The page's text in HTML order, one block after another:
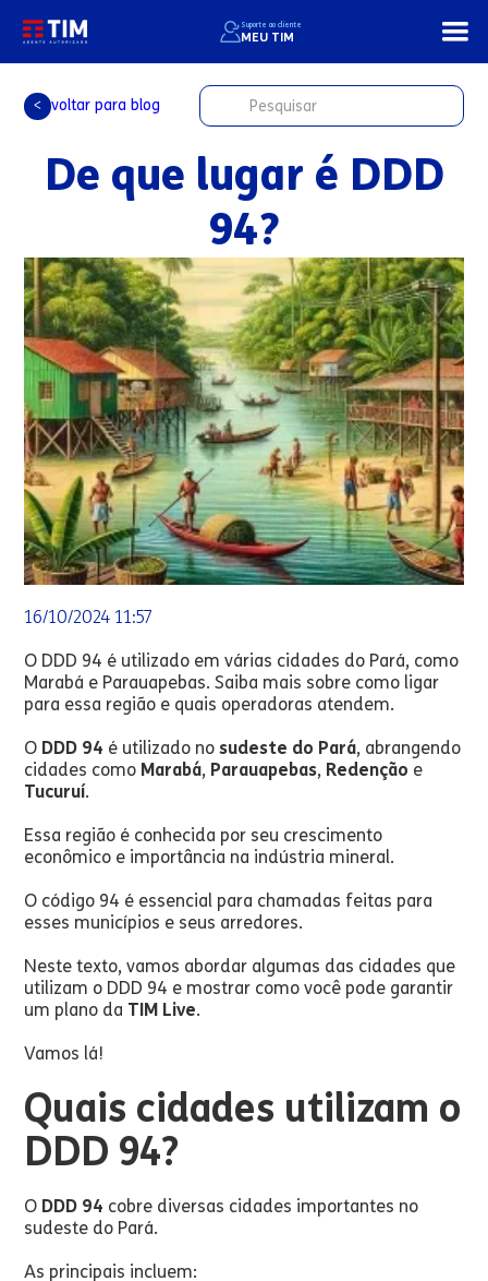
Suporte ao cliente
MEU TIM
< voltar para blog
De que lugar é DDD
94?
16/10/2024 11:57
O DDD 94 é utilizado em várias cidades do Pará, como
Marabá e Parauapebas. Saiba mais sobre como ligar
para essa região e quais operadoras atendem.
O DDD 94 é utilizado nosudeste do Pará, abrangendo
cidades como Marabá, Parauapebas, Redenção e
Tucuruí.
Essa região é conhecida por seu crescimento
econômico e importância na indústria mineral.
O código 94 é essencial para chamadas feitas para
esses municípios e seus arredores.
Neste texto, vamos abordar algumas das cidades que
utilizam o DDD 94 e mostrar como você pode garantir
um plano da TIM Live.
Vamos lá!
Quais cidades utilizam o
DDD 94?
O DDD 94 cobre diversas cidades importantes no
sudeste do Pará.
As principais incluem: